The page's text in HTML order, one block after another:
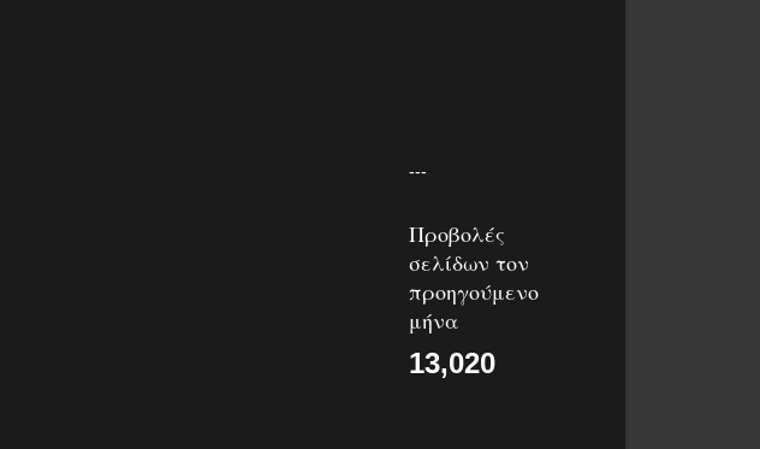
---
Προβολές
σελίδων τον
προηγούμενο
μήνα
13,020